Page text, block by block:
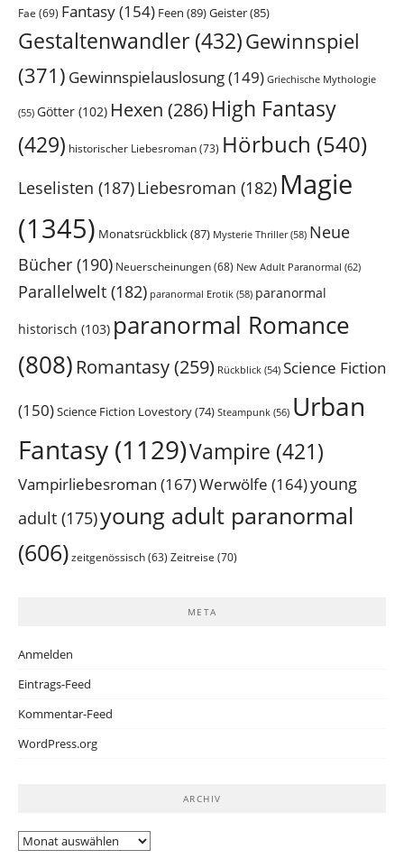
Fae (69) Fantasy(154) Feen (89)Geister(85)
Gestaltenwandler (432)Gewinnspiel
(371) Gewinnspielauslosung(149) Griechische Mythologie
(55) Götter (102) Hexen (286) High Fantasy
(429) historischer Liebesroman(73) Hörbuch (540)
Leselisten (187)Liebesroman (182) Magie
(1345) Monatsrückblick(87) Mysterie Thriller(58) Neue
Bücher (190) Neuerscheinungen(68) New Adult Paranormal (62)
Parallelwelt (182) paranormal Erotik (58) paranormal
historisch (103) paranormal Romance
(808) Romantasy(259) Rückblick (54) Science Fiction
(150)Science Fiction Lovestory(74) Steampunk (56) Urban
Fantasy (1129)Vampire (421)
Vampirliebesroman (167)Werwölfe (164)young
adult (175)young adult paranormal
(606) zeitgenössisch (63) Zeitreise (70)
META
Anmelden
Eintrags-Feed
Kommentar-Feed
WordPress.org
ARCHIV
Archiv